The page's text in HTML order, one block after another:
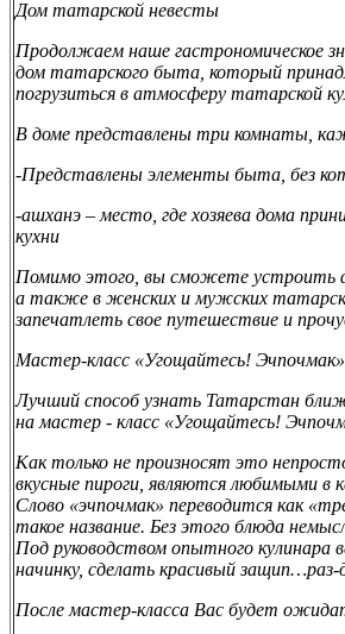
Дом татарской невесты
Продолжаем наше гастрономическое
дом татарского быта, который
погрузиться в атмосферу татарской
В доме представлены три комнаты,
-Представлены элементы быта, без
-ашханэ – место, где хозяева дома
кухни
Помимо этого, вы сможете устроить
а также в женских и мужских
запечатлеть свое путешествие и
Мастер-класс «Угощайтесь! Эчпочмак»
Лучший способ узнать Татарстан
на мастер - класс «Угощайтесь!
Как только не произносят это
вкусные пироги, являются любимыми в
Слово «эчпочмак» переводится как
такое название. Без этого блюда
Под руководством опытного
начинку, сделать красивый
После мастер-класса Вас будет